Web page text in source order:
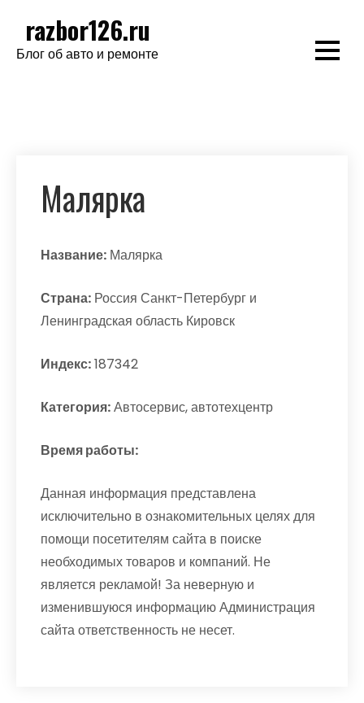
содержимому
razbor126.ru
Блог об авто и ремонте
Малярка
Название: Малярка
Страна: Россия Санкт-Петербург и
Ленинградская область Кировск
Индекс:187342
Категория:Автосервис, автотехцентр
Время работы:
Данная информация представлена
исключительно в ознакомительных целях для
помощи посетителям сайта в поиске
необходимых товаров и компаний. Не
является рекламой! За неверную и
изменившуюся информацию Администрация
сайта ответственность не несет.